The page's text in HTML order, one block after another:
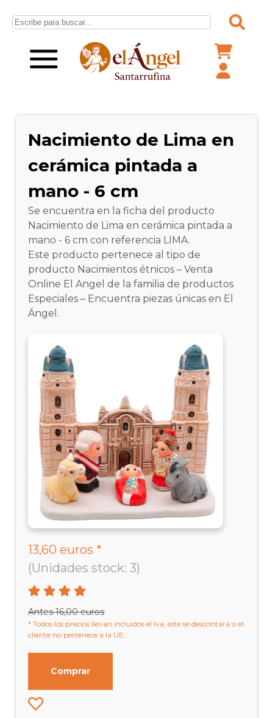
Nacimiento de Lima en
cerámica pintada a
mano - 6 cm
Se encuentra en la ficha del producto
Nacimiento de Lima en cerámica pintada a
mano - 6 cm con referencia LIMA.
Este producto pertenece al tipo de
producto Nacimientos étnicos – Venta
Online El Angel de la familia de productos
Especiales – Encuentra piezas únicas en El
Ángel.
13,60 euros *
(Unidades stock: 3)
Antes 16,00 euros
* Todos los precios llevan incluidos el Iva, este se descontará si el
cliente no pertenece a la UE.
Comprar